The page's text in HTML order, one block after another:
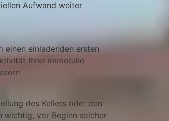
Aufwand weiter
einen einladenden ersten
Ihrer Immobilie
des Kellers oder den
wichtig, vor Beginn solcher